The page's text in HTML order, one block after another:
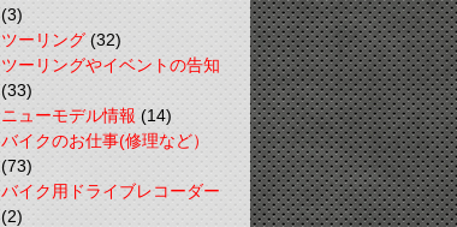
(3)
ツーリング(32)
ツーリングやイベントの告知
(33)
ニューモデル情報(14)
バイクのお仕事(修理など）
(73)
バイク用ドライブレコーダー
(2)